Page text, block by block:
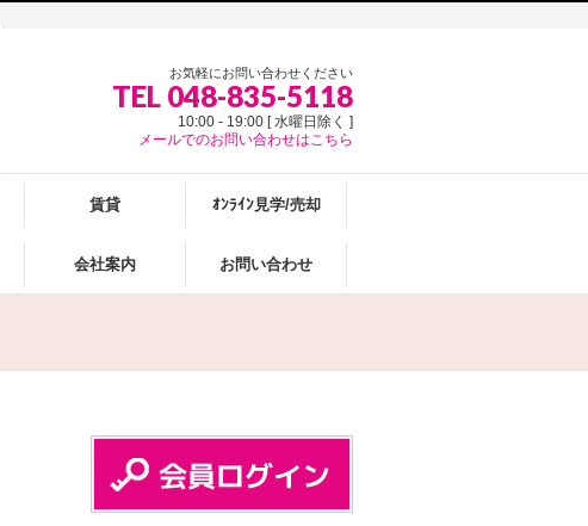
お気軽にお問い合わせください
TEL 048-835-5118
10:00 - 19:00 [ 水曜日除く ]
メールでのお問い合わせはこちら
賃貸 ｵﾝﾗｲﾝ見学/売却
会社案内 お問い合わせ